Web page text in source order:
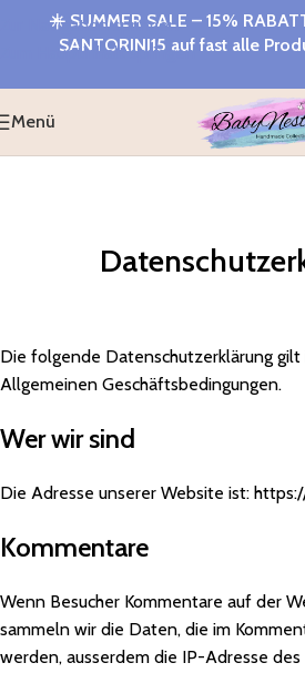
Zur Navigation springen
Zum Hauptinhalt springen
☀️ SUMMER SALE – 15%
SANTORINI15 auf fast alle
Menü
Die folgende Datenschutzerklärung gilt
Allgemeinen Geschäftsbedingungen.
Wer wir sind
Die Adresse unserer Website ist:
Kommentare
Wenn Besucher Kommentare auf der
sammeln wir die Daten, die im
werden, ausserdem die IP-Adresse